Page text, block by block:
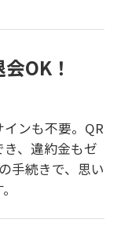
OK！
ンも不要。QR
、違約金もゼ
手続きで、思い